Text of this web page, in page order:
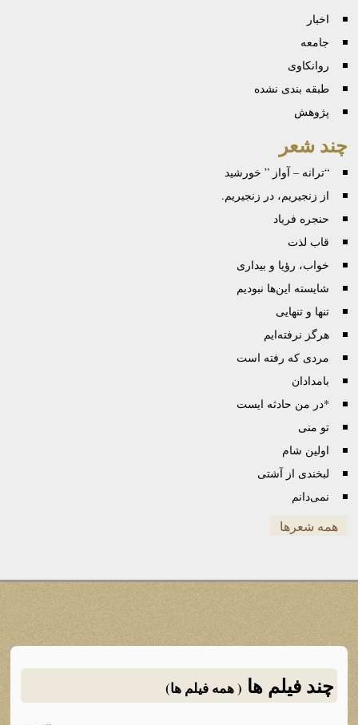
اخبار
جامعه
روانكاوی
طبقه بندی نشده
پژوهش
چند شعر
“ترانه – آواز ” خورشید
از زنجیریم، در زنجیریم.
حنجره فریاد
قاب لذت
خواب، رؤیا و بیداری
شایسته این‌ها نبودیم
تنها و تنهایی
هرگز نرفته‌ایم
مردی که رفته است
بامدادان
*در من حادثه ایست
تو منی
اولین شام
لبخندی از آشتی
نمی‌دانم
همه شعرها
چند فیلم ها ( همه فیلم ها)